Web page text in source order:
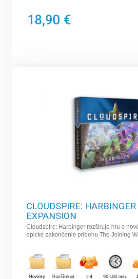
18,90 €
CLOUDSPIRE:
EXPANSION
Cloudspire: Harbinger rozširuje hru o
epické zakončenie príbehu The Joining
Novinky Rozšírenia 1-4 90-180 min.